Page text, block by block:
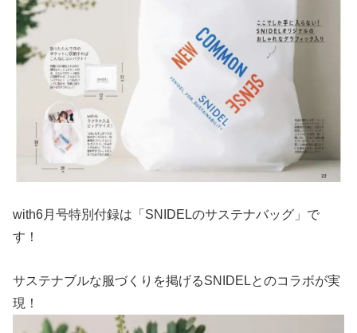
with6月号特別付録は「SNIDELのサステナバッグ」で
す！
サステナブルな服づくりを掲げるSNIDELとのコラボが実
現！